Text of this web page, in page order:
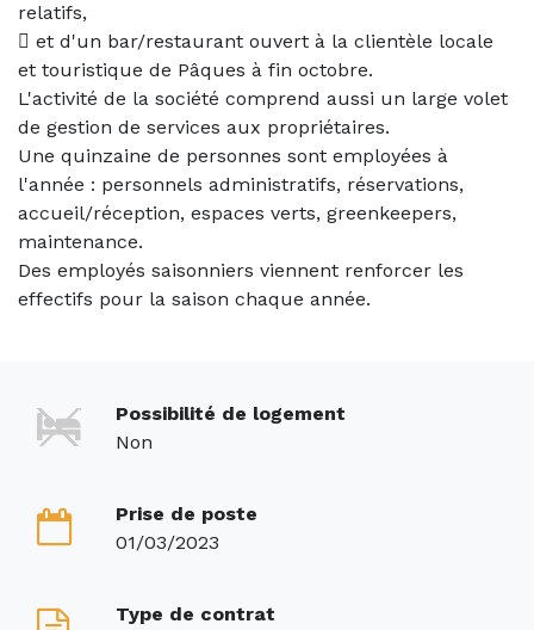
relatifs,
 et d'un bar/restaurant ouvert à la clientèle locale
et touristique de Pâques à fin octobre.
L'activité de la société comprend aussi un large volet
de gestion de services aux propriétaires.
Une quinzaine de personnes sont employées à
l'année : personnels administratifs, réservations,
accueil/réception, espaces verts, greenkeepers,
maintenance.
Des employés saisonniers viennent renforcer les
effectifs pour la saison chaque année.
Possibilité de logement
Non
Prise de poste
01/03/2023
Type de contrat